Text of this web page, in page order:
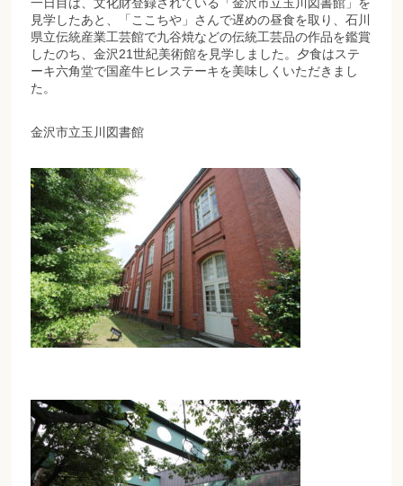
見学したあと、「ここちや」さんで遅めの昼食を取り、石川
県立伝統産業工芸館で九谷焼などの伝統工芸品の作品を鑑賞
したのち、金沢21世紀美術館を見学しました。夕食はステ
ーキ六角堂で国産牛ヒレステーキを美味しくいただきまし
た。
金沢市立玉川図書館